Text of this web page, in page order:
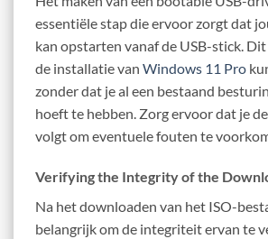
essentiële stap die ervoor zorgt dat
kan opstarten vanaf de USB-stick.
de installatie van Windows 11 Pro
zonder dat je al een bestaand
hoeft te hebben. Zorg ervoor dat je
volgt om eventuele fouten te
Verifying the Integrity of the
Na het downloaden van het ISO-
belangrijk om de integriteit ervan te